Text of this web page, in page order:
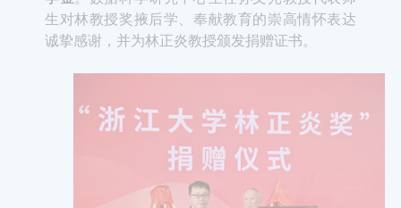
诚挚感谢，并为林正炎教授颁发捐赠证书。